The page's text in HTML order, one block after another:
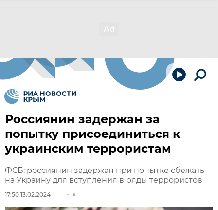
Россиянин задержан за
попытку присоединиться к
украинским террористам
ФСБ: россиянин задержан при попытке сбежать
на Украину для вступления в ряды террористов
17:50 13.02.2024